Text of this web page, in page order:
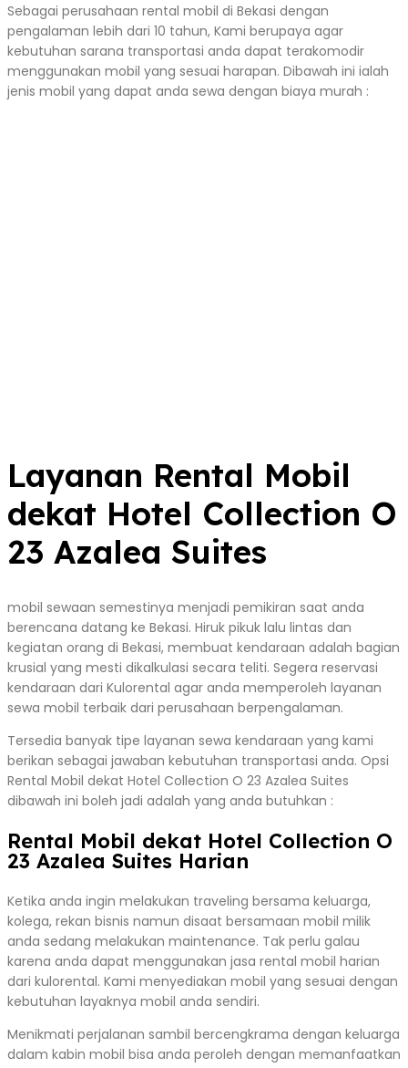
Sebagai perusahaan rental mobil di Bekasi dengan
pengalaman lebih dari 10 tahun, Kami berupaya agar
kebutuhan sarana transportasi anda dapat terakomodir
menggunakan mobil yang sesuai harapan. Dibawah ini ialah
jenis mobil yang dapat anda sewa dengan biaya murah :
Layanan Rental Mobil
dekat Hotel Collection O
23 Azalea Suites
mobil sewaan semestinya menjadi pemikiran saat anda
berencana datang ke Bekasi. Hiruk pikuk lalu lintas dan
kegiatan orang di Bekasi, membuat kendaraan adalah bagian
krusial yang mesti dikalkulasi secara teliti. Segera reservasi
kendaraan dari Kulorental agar anda memperoleh layanan
sewa mobil terbaik dari perusahaan berpengalaman.
Tersedia banyak tipe layanan sewa kendaraan yang kami
berikan sebagai jawaban kebutuhan transportasi anda. Opsi
Rental Mobil dekat Hotel Collection O 23 Azalea Suites
dibawah ini boleh jadi adalah yang anda butuhkan :
Rental Mobil dekat Hotel Collection O
23 Azalea Suites Harian
Ketika anda ingin melakukan traveling bersama keluarga,
kolega, rekan bisnis namun disaat bersamaan mobil milik
anda sedang melakukan maintenance. Tak perlu galau
karena anda dapat menggunakan jasa rental mobil harian
dari kulorental. Kami menyediakan mobil yang sesuai dengan
kebutuhan layaknya mobil anda sendiri.
Menikmati perjalanan sambil bercengkrama dengan keluarga
dalam kabin mobil bisa anda peroleh dengan memanfaatkan